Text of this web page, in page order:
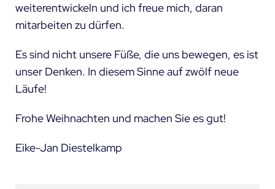
weiterentwickeln und ich freue mich, daran
mitarbeiten zu dürfen.
Es sind nicht unsere Füße, die uns bewegen, es ist
unser Denken. In diesem Sinne auf zwölf neue
Läufe!
Frohe Weihnachten und machen Sie es gut!
Eike-Jan Diestelkamp